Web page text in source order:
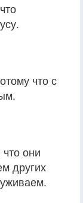
что с
они
других